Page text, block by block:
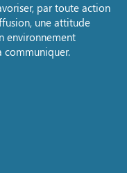
par toute action
une attitude
environnement
communiquer.